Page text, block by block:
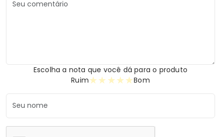
Escolha a nota que você dá para o produto
Ruim
★
★
★
★
★ Bom